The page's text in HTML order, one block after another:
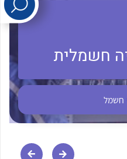
לכל מוצרי היצרן
חשמלית
חשמל